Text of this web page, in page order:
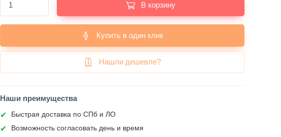
В корзину
Купить в один клик
Нашли дешевле?
Наши преимущества
Быстрая доставка по СПб и ЛО
Возможность согласовать день и время